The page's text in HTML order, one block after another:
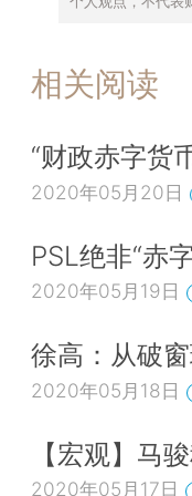
相关阅读
“财政赤字货
2020年05月20日
PSL绝非“赤
2020年05月19日
徐高：从破
2020年05月18日
【宏观】马
2020年05月17日